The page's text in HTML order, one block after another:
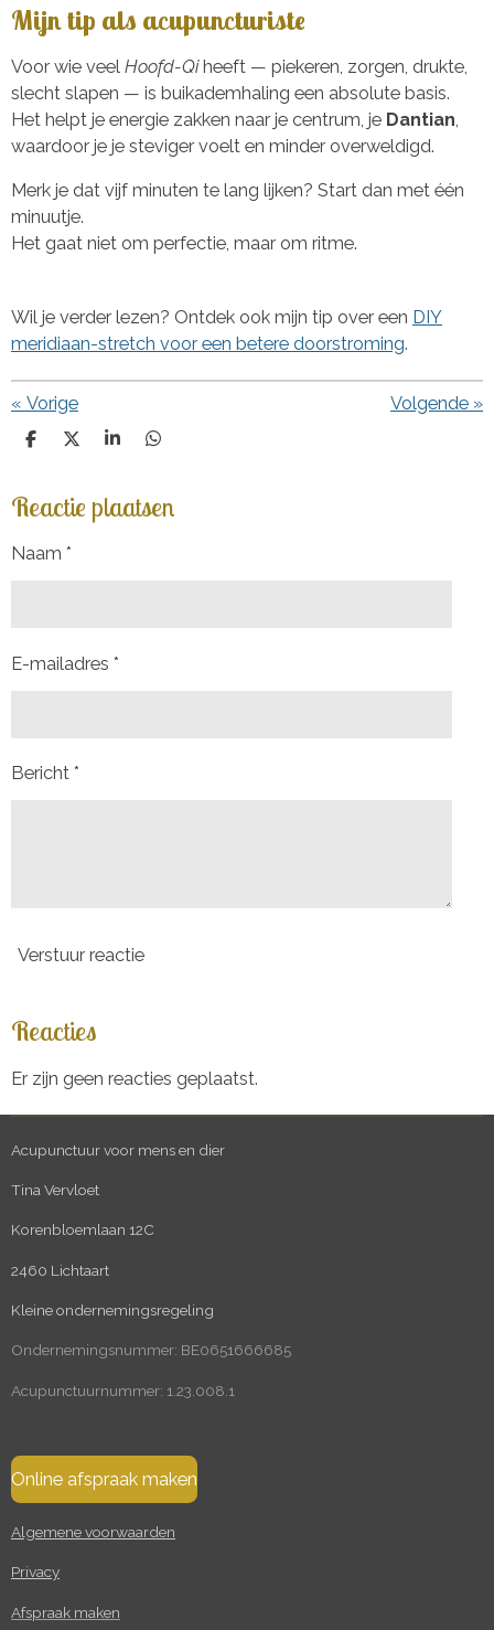
Mijn tip als acupuncturiste
Voor wie veel Hoofd-Qiheeft — piekeren, zorgen, drukte,
slecht slapen — is buikademhaling een absolute basis.
Het helpt je energie zakken naar je centrum, je Dantian,
waardoor je je steviger voelt en minder overweldigd.
Merk je dat vijf minuten te lang lijken? Start dan met één
minuutje.
Het gaat niet om perfectie, maar om ritme.
Wil je verder lezen? Ontdek ook mijn tip over een DIY
meridiaan-stretch voor een betere doorstroming.
« Vorige Volgende »
D
e
n
D
l
S
r
e
D
e
n
Reactie plaatsen
Naam *
E-mailadres *
Bericht *
Verstuur reactie
Reacties
Er zijn geen reacties geplaatst.
Acupunctuur voor mens en dier
Tina Vervloet
Korenbloemlaan 12C
2460 Lichtaart
Kleine ondernemingsregeling
Ondernemingsnummer: BE0651666685
Acupunctuurnummer: 1.23.008.1
Online afspraak maken
Algemene voorwaarden
Privacy
Afspraak maken